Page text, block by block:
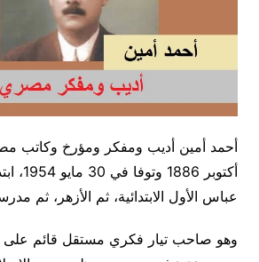
أكتوبر
عباس الأول الابتدائیة، ثم الأزھر، ثم
وهو صاحب تيار فكري مستقل قائم